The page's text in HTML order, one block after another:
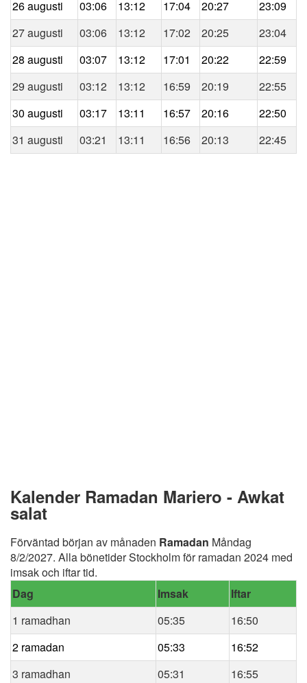
26 augusti 03:06 13:12 17:04 20:27
23:09
27 augusti
03:06 13:12 17:02 20:25
23:04
28 augusti
03:07 13:12 17:01 20:22
22:59
29 augusti
03:12 13:12 16:59 20:19
22:55
30 augusti
03:17 13:11 16:57 20:16
22:50
31 augusti
03:21 13:11 16:56 20:13 22:45
Kalender Ramadan Mariero - Awkat
salat
Förväntad början av månaden Ramadan Måndag
8/2/2027. Alla bönetider Stockholm för ramadan 2024 med
imsak och iftar tid.
Dag
Imsak
Iftar
1 ramadhan
05:35
16:50
2 ramadan
05:33
16:52
3 ramadhan
05:31
16:55